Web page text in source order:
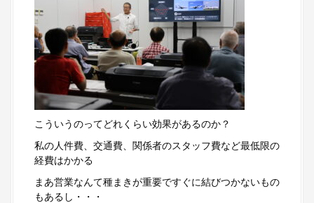
こういうのってどれくらい効果があるのか？
私の人件費、交通費、関係者のスタッフ費など最低限の
経費はかかる
まあ営業なんて種まきが重要ですぐに結びつかないもの
もあるし・・・